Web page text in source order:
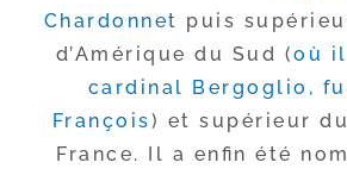
Chardonnet puis
d’Amérique du Sud (où
car­di­nal Bergoglio,
François) et supé­rieur
France. Il a enfin été